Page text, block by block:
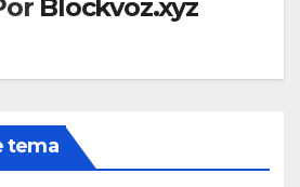
Blockvoz.xyz
tema